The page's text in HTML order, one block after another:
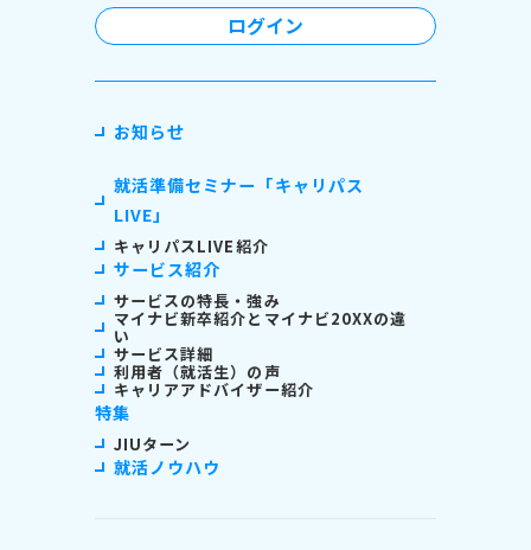
ログイン
お知らせ
就活準備セミナー「キャリパス
LIVE」
キャリパスLIVE紹介
サービス紹介
サービスの特長・強み
マイナビ新卒紹介とマイナビ20XXの違
い
サービス詳細
利用者（就活生）の声
キャリアアドバイザー紹介
特集
JIUターン
就活ノウハウ